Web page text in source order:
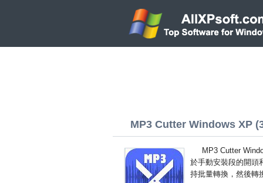
MP3 Cutter Windows XP
MP3 Cutter
於手動安裝段的開頭
持批量轉換，然後轉